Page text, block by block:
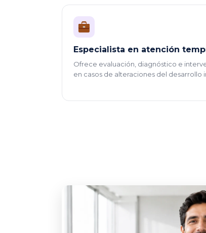
Especialista en atención
Ofrece evaluación, diagnóstico e
en casos de alteraciones del desarrollo